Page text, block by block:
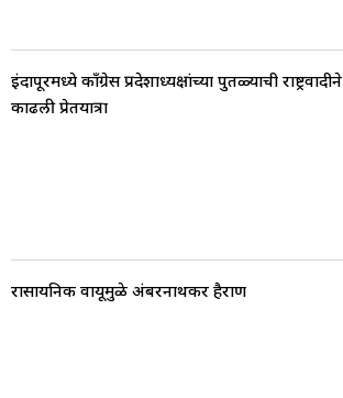
इंदापूरमध्ये काँग्रेस प्रदेशाध्यक्षांच्या पुतळ्याची राष्ट्रवादीने
काढली प्रेतयात्रा
रासायनिक वायूमुळे अंबरनाथकर हैराण